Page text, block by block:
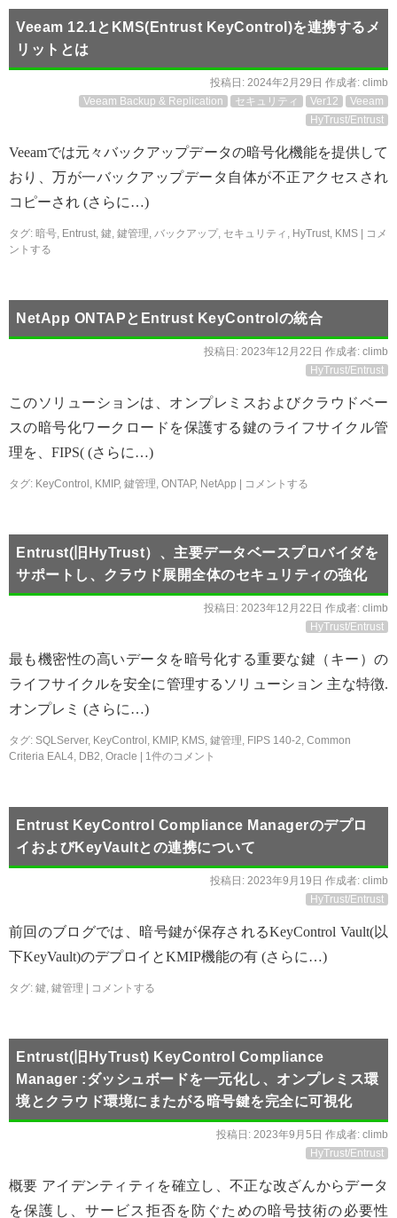
Veeam 12.1とKMS(Entrust KeyControl)を連携するメ
リットとは
投稿日: 2024年2月29日 作成者: climb
Veeam Backup & Replication
セキュリティ Ver12
Veeam
HyTrust/Entrust
Veeamでは元々バックアップデータの暗号化機能を提供して
おり、万が一バックアップデータ自体が不正アクセスされ
コピーされ (さらに…)
タグ: 暗号, Entrust, 鍵, 鍵管理, バックアップ, セキュリティ , HyTrust, KMS
コメ
ントする
NetApp ONTAPとEntrust KeyControlの統合
投稿日: 2023年12月22日 作成者: climb
HyTrust/Entrust
このソリューションは、オンプレミスおよびクラウドベー
スの暗号化ワークロードを保護する鍵のライフサイクル管
理を、FIPS( (さらに…)
タグ: KeyControl , KMIP, 鍵管理, ONTAP, NetApp コメントする
Entrust(旧HyTrust）、主要データベースプロバイダを
サポートし、クラウド展開全体のセキュリティの強化
投稿日: 2023年12月22日 作成者: climb
HyTrust/Entrust
最も機密性の高いデータを暗号化する重要な鍵（キー）の
ライフサイクルを安全に管理するソリューション 主な特徴.
オンプレミ (さらに…)
タグ: SQLServer, KeyControl , KMIP, KMS, 鍵管理, FIPS 140-2, Common
Criteria EAL4, DB2, Oracle 1件のコメント
Entrust KeyControl Compliance Managerのデプロ
イおよびKeyVaultとの連携について
投稿日: 2023年9月19日 作成者: climb
HyTrust/Entrust
前回のブログでは、暗号鍵が保存されるKeyControl Vault(以
下KeyVault)のデプロイとKMIP機能の有 (さらに…)
タグ: 鍵, 鍵管理 コメントする
Entrust(旧HyTrust) KeyControl Compliance
Manager :ダッシュボードを一元化し、オンプレミス環
境とクラウド環境にまたがる暗号鍵を完全に可視化
投稿日: 2023年9月5日 作成者: climb
HyTrust/Entrust
概要 アイデンティティを確立し、不正な改ざんからデータ
を保護し、サービス拒否を防ぐための暗号技術の必要性